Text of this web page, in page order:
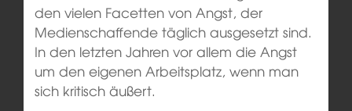
den vielen Facetten von Angst, der
Medienschaffende täglich ausgesetzt sind.
In den letzten Jahren vor allem die Angst
um den eigenen Arbeitsplatz, wenn man
sich kritisch äußert.